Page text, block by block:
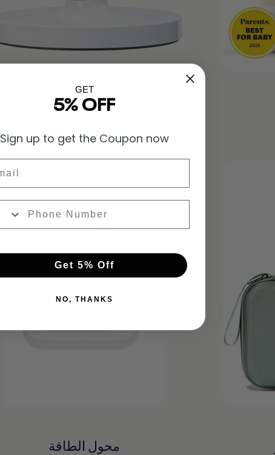
SAVE 18%
حامل نانيت المرن
المخفَّض
Dhs. 269.00
السعر
العادي
Dhs. 329.00
محول الطاقة
GET
5% OFF
Sign up to get the Coupon now
Get 5% Off
NO, THANKS